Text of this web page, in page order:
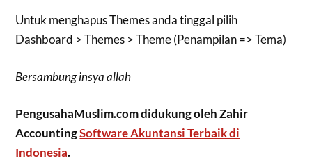
Untuk menghapus Themes anda tinggal pilih
Dashboard > Themes > Theme (Penampilan => Tema)
Bersambung insya allah
PengusahaMuslim.com didukung oleh Zahir
AccountingSoftware Akuntansi Terbaik di
Indonesia.